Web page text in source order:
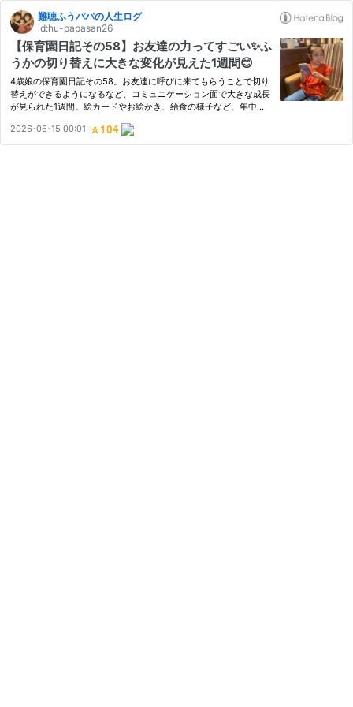
難聴ふうパパの人生ログ
id:hu-papasan26
【保育園日記その58】お友達の力ってすごい✨ふ
うかの切り替えに大きな変化が見えた1週間😊
4歳娘の保育園日記その58。お友達に呼びに来てもらうことで切り
替えができるようになるなど、コミュニケーション面で大きな成長
が見られた1週間。絵カードやお絵かき、給食の様子など、年中に
2026-06-15 00:01